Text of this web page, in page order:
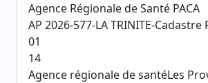
Agence Régionale de Santé PACA
AP 2026-577-LA TRINITE-Cadastre
01
14
Agence régionale de santéLes